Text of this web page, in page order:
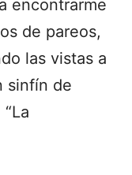
encontrarme
de pareos,
las vistas a
sinfín de